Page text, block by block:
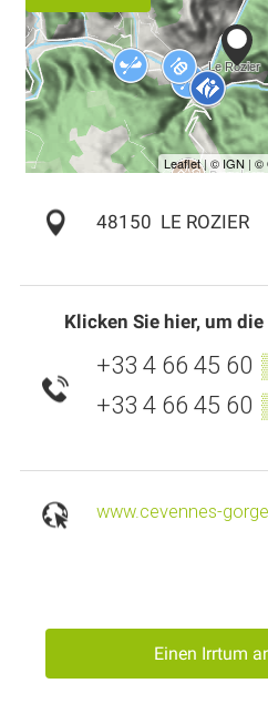
48150 LE ROZIER
Klicken Sie hier, um
+33 4 66 45 60
+33 4 66 45 60
www.cevennes-
Einen Irrtum